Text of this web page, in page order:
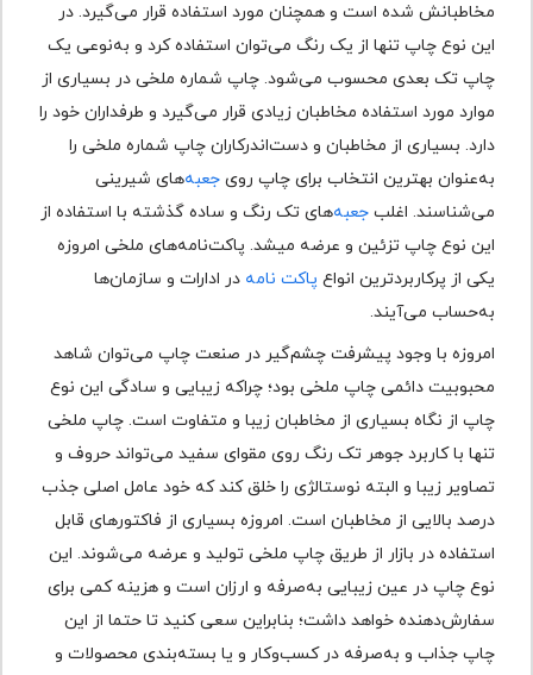
مخاطبانش شده است و همچنان مورد استفاده قرار می‌گیرد. در
این نوع چاپ تنها از یک رنگ می‌توان استفاده کرد و به‌نوعی یک
چاپ تک بعدی محسوب می‌شود. چاپ شماره ملخی در بسیاری از
موارد مورد استفاده مخاطبان زیادی قرار می‌گیرد و طرفداران خود را
دارد. بسیاری از مخاطبان و دست‌اندرکاران چاپ شماره ملخی را
به‌عنوان بهترین انتخاب برای چاپ روی جعبه‌های شیرینی
می‌شناسند. اغلب جعبه‌های تک رنگ و ساده گذشته با استفاده از
این نوع چاپ تزئین و عرضه میشد. پاکت‌نامه‌های ملخی امروزه
یکی از پرکاربردترین انواع پاکت نامه در ادارات و سازمان‌ها
به‌حساب می‌آیند.
امروزه با وجود پیشرفت چشم‌گیر در صنعت چاپ می‌توان شاهد
محبوبیت دائمی چاپ ملخی بود؛ چراکه زیبایی و سادگی این نوع
چاپ از نگاه بسیاری از مخاطبان زیبا و متفاوت است. چاپ ملخی
تنها با کاربرد جوهر تک رنگ روی مقوای سفید می‌تواند حروف و
تصاویر زیبا و البته نوستالژی را خلق کند که خود عامل اصلی جذب
درصد بالایی از مخاطبان است. امروزه بسیاری از فاکتورهای قابل
استفاده در بازار از طریق چاپ ملخی تولید و عرضه می‌شوند. این
نوع چاپ در عین زیبایی به‌صرفه و ارزان است و هزینه کمی برای
سفارش‌دهنده خواهد داشت؛ بنابراین سعی کنید تا حتما از این
چاپ جذاب و به‌صرفه در کسب‌و‌کار و یا بسته‌بندی محصولات و